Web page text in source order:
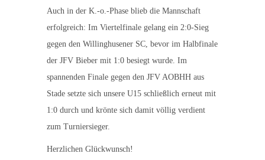
Auch in der K.-o.-Phase blieb die Mannschaft
erfolgreich: Im Viertelfinale gelang ein 2:0-Sieg
gegen den Willinghusener SC, bevor im Halbfinale
der JFV Bieber mit 1:0 besiegt wurde. Im
spannenden Finale gegen den JFV AOBHH aus
Stade setzte sich unsere U15 schließlich erneut mit
1:0 durch und krönte sich damit völlig verdient
zum Turniersieger.
Herzlichen Glückwunsch!